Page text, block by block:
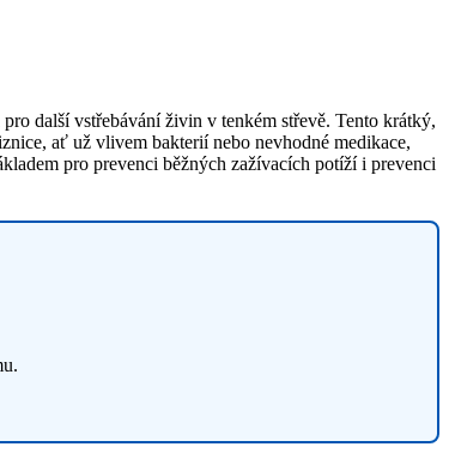
další vstřebávání živin v tenkém střevě. Tento krátký,
ať už vlivem bakterií nebo nevhodné medikace,
pro prevenci běžných zažívacích potíží i prevenci